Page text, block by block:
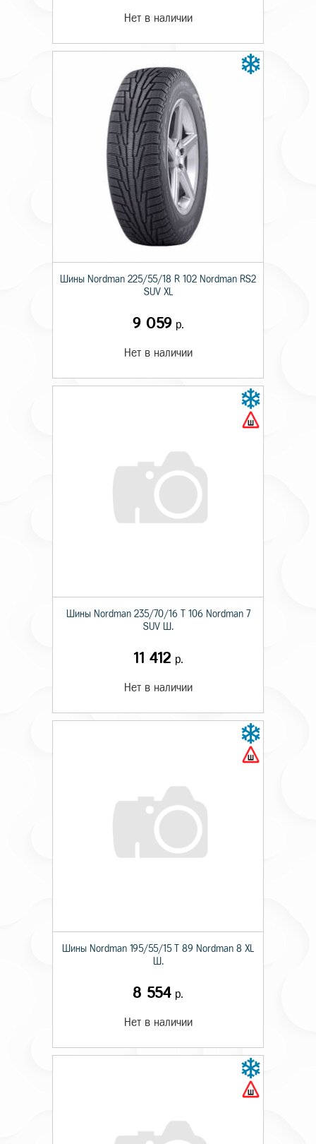
Нет в наличии
Шины Nordman 225/55/18 R 102 Nordman RS2
SUV XL
9 059р.
Нет в наличии
Шины Nordman 235/70/16 T 106 Nordman 7
SUV Ш.
11 412 р.
Нет в наличии
Шины Nordman 195/55/15 T 89 Nordman 8 XL
Ш.
8 554 р.
Нет в наличии